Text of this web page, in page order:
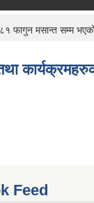
फागुन मसान्त सम्म
Feed